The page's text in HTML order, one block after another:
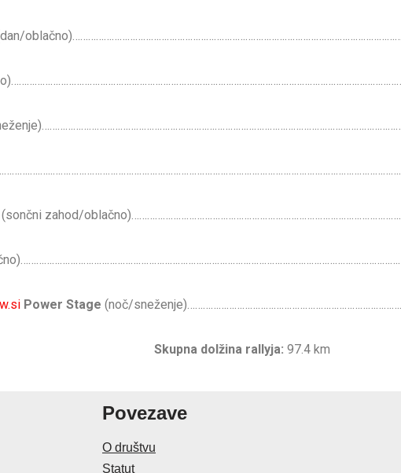
(sončni zahod/
Power Stage (noč/
Skupna dolžina rallyja: 97.4 km
Povezave
O društvu
Statut